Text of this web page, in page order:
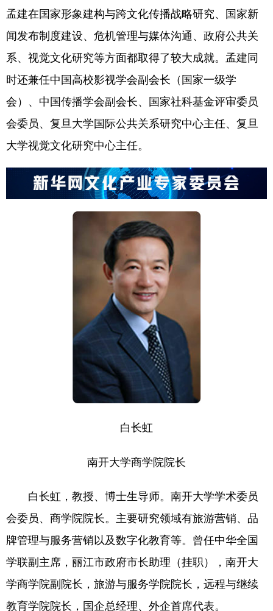
孟建在国家形象建构与跨文化传播战略研究、国家新
闻发布制度建设、危机管理与媒体沟通、政府公共关
系、视觉文化研究等方面都取得了较大成就。孟建同
时还兼任中国高校影视学会副会长（国家一级学
会）、中国传播学会副会长、国家社科基金评审委员
会委员、复旦大学国际公共关系研究中心主任、复旦
大学视觉文化研究中心主任。
白长虹
南开大学商学院院长
白长虹，教授、博士生导师。南开大学学术委员
会委员、商学院院长。主要研究领域有旅游营销、品
牌管理与服务营销以及数字化教育等。曾任中华全国
学联副主席，丽江市政府市长助理（挂职），南开大
学商学院副院长，旅游与服务学院院长，远程与继续
教育学院院长，国企总经理、外企首席代表。